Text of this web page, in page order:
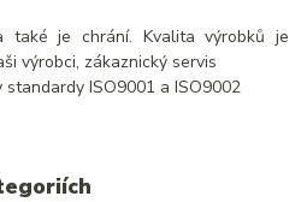
také je chrání. Kvalita výrobků je
výrobci, zákaznický servis
ISO9001 a ISO9002